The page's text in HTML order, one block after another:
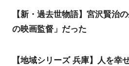
【新・過去世物語】宮沢賢治
の映画監督」だった
【地域シリーズ 兵庫】人を幸